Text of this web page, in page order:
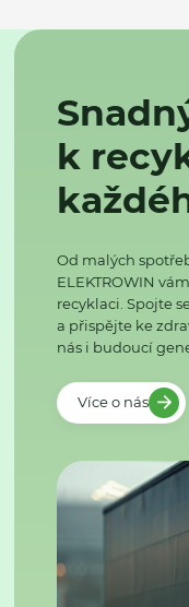
k
Od malých
ELEKTROWIN
recyklaci. Spojte
a přispějte ke
nás i budoucí
Více o nás